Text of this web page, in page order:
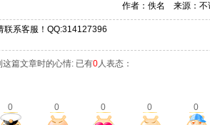
作者：佚名 来源：
联系客服！QQ:314127396
这篇文章时的心情: 已有0人表态：
0 0 0 0 0